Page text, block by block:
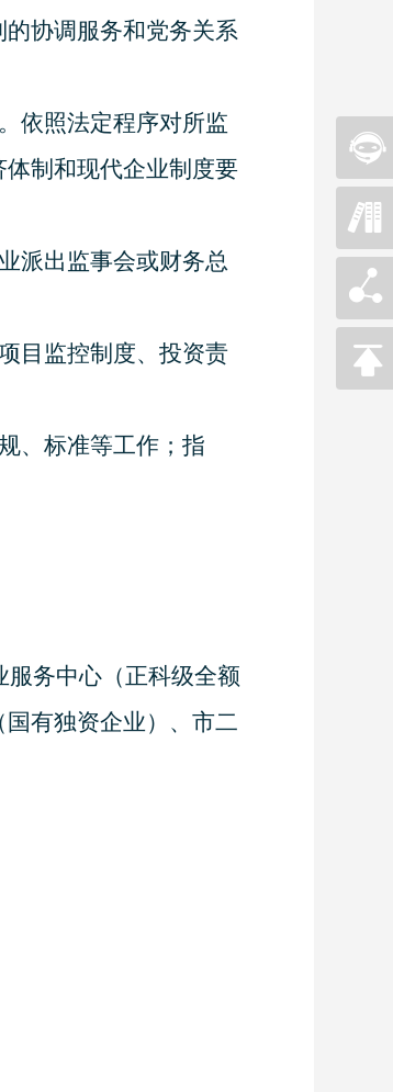
协调服务和党务关系
依照法定程序对所监
制和现代企业制度要
派出监事会或财务总
目监控制度、投资责
、标准等工作；指
务中心（正科级全额
有独资企业）、市二